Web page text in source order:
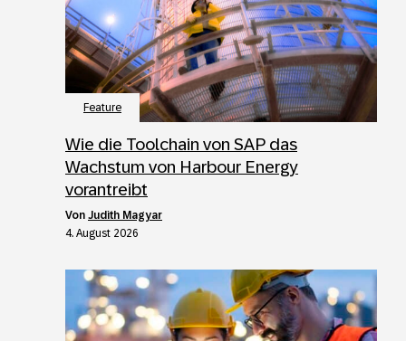
Feature
Wie die Toolchain von SAP das
Wachstum von Harbour Energy
vorantreibt
von Judith Magyar
4. August 2026